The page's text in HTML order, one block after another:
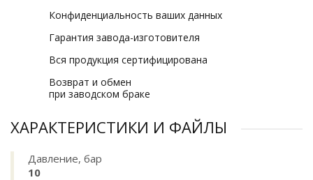
Конфиденциальность ваших данных
Гарантия завода-изготовителя
Вся продукция сертифицирована
Возврат и обмен
при заводском браке
ХАРАКТЕРИСТИКИ И ФАЙЛЫ
Давление, бар
10